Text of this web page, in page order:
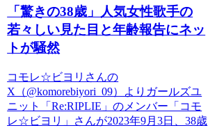
「驚きの38歳」人気女性歌手の
若々しい見た目と年齢報告にネッ
トが騒然
コモレ☆ビヨリさんの
X（@komorebiyori_09）よりガールズユ
ニット「Re:RIPLIE」のメンバー「コモ
レ☆ビヨリ」さんが2023年9月3日、38歳